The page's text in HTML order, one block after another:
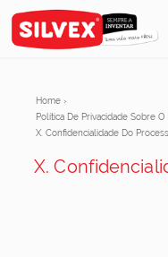
Home ›
Política De Privacidade Sobre
X. Confidencialidade Do
X.